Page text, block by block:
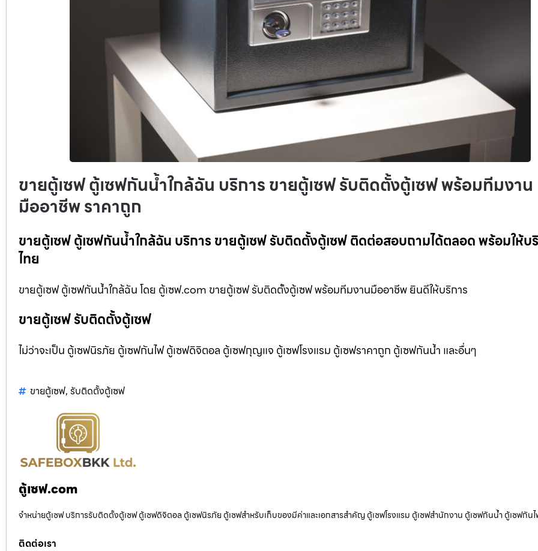
ขายตู้เซฟ ตู้เซฟกันน้ำใกล้ฉัน บริการ ขายตู้เซฟ รับติดตั้งตู้เซฟ พร้อมทีมงาน
มืออาชีพ ราคาถูก
ขายตู้เซฟ ตู้เซฟกันน้ำใกล้ฉัน บริการ ขายตู้เซฟ รับติดตั้งตู้เซฟ ติดต่อสอบถามได้ตลอด พร้อมให้บ
ไทย
ขายตู้เซฟ ตู้เซฟกันน้ำใกล้ฉัน โดย ตู้เซฟ.com ขายตู้เซฟ รับติดตั้งตู้เซฟ พร้อมทีมงานมืออาชีพ ยินดีให้บริการ
ขายตู้เซฟ รับติดตั้งตู้เซฟ
ไม่ว่าจะเป็น ตู้เซฟนิรภัย ตู้เซฟกันไฟ ตู้เซฟดิจิตอล ตู้เซฟกุญแจ ตู้เซฟโรงแรม ตู้เซฟราคาถูก ตู้เซฟกันน้ำ และอื่นๆ
ขายตู้เซฟ, รับติดตั้งตู้เซฟ
ตู้เซฟ.com
จำหน่ายตู้เซฟ บริการรับติดตั้งตู้เซฟ ตู้เซฟดิจิตอล ตู้เซฟนิรภัย ตู้เซฟสำหรับเก็บของมีค่าและเอกสารสำคัญ ตู้เซฟโรงแรม ตู้เซฟสำนักงาน ตู้เซฟกันน้ำ ตู้เซฟกัน
ติดต่อเรา